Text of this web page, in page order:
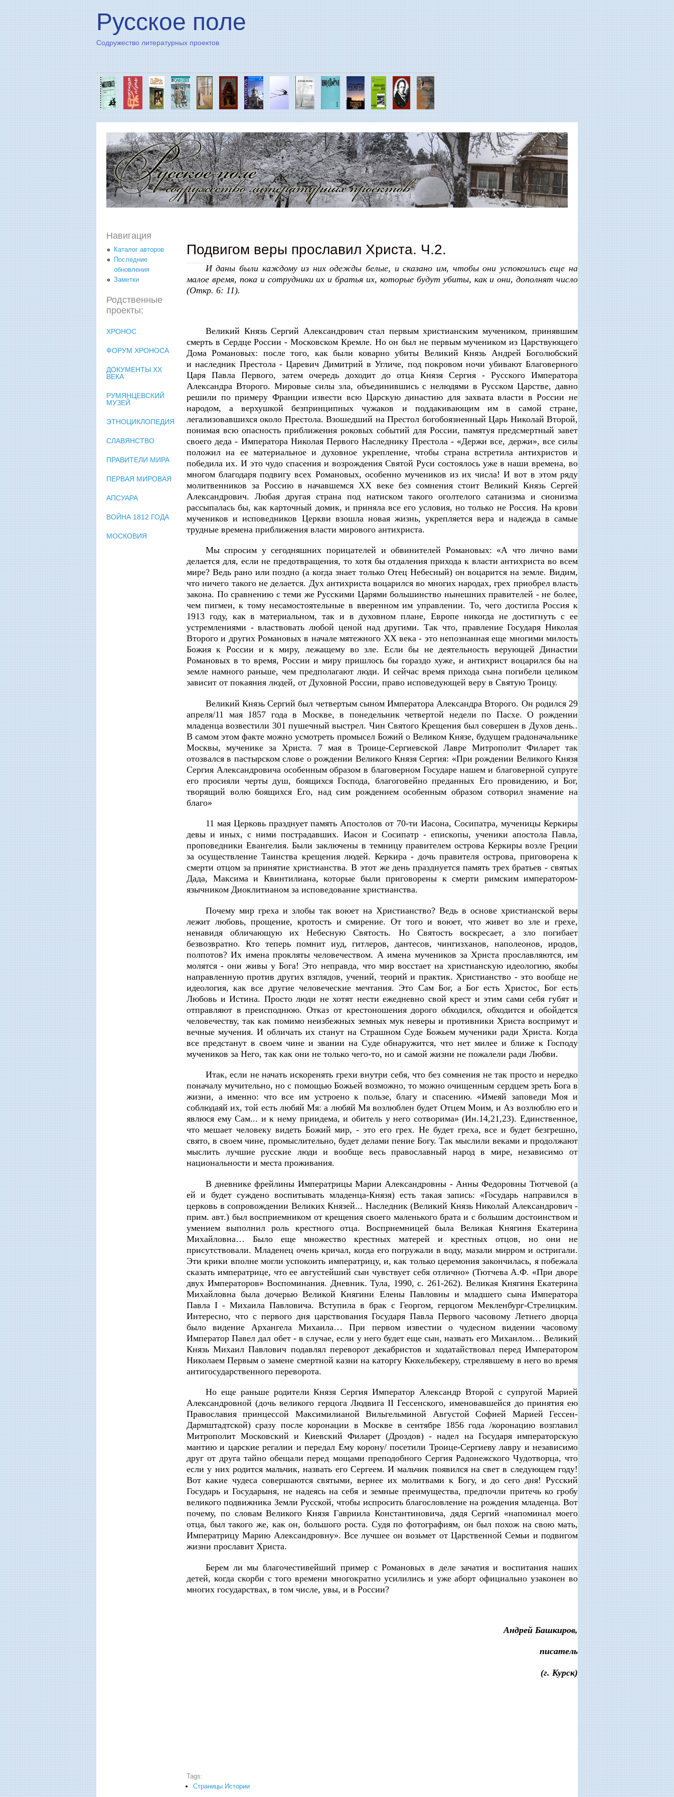
Русское поле
Содружество литературных проектов
Подвигом веры прославил Христа. Ч.2.
И даны были каждому из них одежды белые, и сказано им, чтобы они успокоились еще на
малое время, пока и сотрудники их и братья их, которые будут убиты, как и они, дополнят число
(Откр. 6: 11).
Великий Князь Сергий Александрович стал первым христианским мучеником, принявшим
смерть в Сердце России - Московском Кремле. Но он был не первым мучеником из Царствующего
Дома Романовых: после того, как были коварно убиты Великий Князь Андрей Боголюбский
и наследник Престола - Царевич Димитрий в Угличе, под покровом ночи убивают Благоверного
Царя Павла Первого, затем очередь доходит до отца Князя Сергия - Русского Императора
Александра Второго. Мировые силы зла, объединившись с нелюдями в Русском Царстве, давно
решили по примеру Франции извести всю Царскую династию для захвата власти в России не
народом, а верхушкой безпринципных чужаков и поддакивающим им в самой стране,
легализовавшихся около Престола. Взошедший на Престол богобоязненный Царь Николай Второй,
понимая всю опасность приближения роковых событий для России, памятуя предсмертный завет
своего деда - Императора Николая Первого Наследнику Престола - «Держи все, держи», все силы
положил на ее материальное и духовное укрепление, чтобы страна встретила антихристов и
победила их. И это чудо спасения и возрождения Святой Руси состоялось уже в наши времена, во
многом благодаря подвигу всех Романовых, особенно мучеников из их числа! И вот в этом ряду
молитвенников за Россию в начавшемся ХХ веке без сомнения стоит Великий Князь Сергей
Александрович. Любая другая страна под натиском такого оголтелого сатанизма и сионизма
рассыпалась бы, как карточный домик, и приняла все его условия, но только не Россия. На крови
мучеников и исповедников Церкви взошла новая жизнь, укрепляется вера и надежда в самые
трудные времена приближения власти мирового антихриста.
Мы спросим у сегодняшних порицателей и обвинителей Романовых: «А что лично вами
делается для, если не предотвращения, то хотя бы отдаления прихода к власти антихриста во всем
мире? Ведь рано или поздно (а когда знает только Отец Небесный) он воцарится на земле. Видим,
что ничего такого не делается. Дух антихриста воцарился во многих народах, грех приобрел власть
закона. По сравнению с теми же Русскими Царями большинство нынешних правителей - не более,
чем пигмеи, к тому несамостоятельные в вверенном им управлении. То, чего достигла Россия к
1913 году, как в материальном, так и в духовном плане, Европе никогда не достигнуть с ее
устремлениями - властвовать любой ценой над другими. Так что, правление Государя Николая
Второго и других Романовых в начале мятежного ХХ века - это непознанная еще многими милость
Божия к России и к миру, лежащему во зле. Если бы не деятельность верующей Династии
Романовых в то время, России и миру пришлось бы гораздо хуже, и антихрист воцарился бы на
земле намного раньше, чем предполагают люди. И сейчас время прихода сына погибели целиком
зависит от покаяния людей, от Духовной России, право исповедующей веру в Святую Троицу.
Великий Князь Сергий был четвертым сыном Императора Александра Второго. Он родился 29
апреля/11 мая 1857 года в Москве, в понедельник четвертой недели по Пасхе. О рождении
младенца возвестили 301 пушечный выстрел. Чин Святого Крещения был совершен в Духов день..
В самом этом факте можно усмотреть промысел Божий о Великом Князе, будущем градоначальнике
Москвы, мученике за Христа. 7 мая в Троице-Сергиевской Лавре Митрополит Филарет так
отозвался в пастырском слове о рождении Великого Князя Сергия: «При рождении Великого Князя
Сергия Александровича особенным образом в благоверном Государе нашем и благоверной супруге
его просияли черты душ, боящихся Господа, благоговейно преданных Его провидению, и Бог,
творящий волю боящихся Его, над сим рождением особенным образом сотворил знамение на
благо»
11 мая Церковь празднует память Апостолов от 70-ти Иасона, Сосипатра, мученицы Керкиры
девы и иных, с ними пострадавших. Иасон и Сосипатр - епископы, ученики апостола Павла,
проповедники Евангелия. Были заключены в темницу правителем острова Керкиры возле Греции
за осуществление Таинства крещения людей. Керкира - дочь правителя острова, приговорена к
смерти отцом за принятие христианства. В этот же день празднуется память трех братьев - святых
Дада, Максима и Квинтилиана, которые были приговорены к смерти римским императором-
язычником Диоклитианом за исповедование христианства.
Почему мир греха и злобы так воюет на Христианство? Ведь в основе христианской веры
лежит любовь, прощение, кротость и смирение. От того и воюет, что живет во зле и грехе,
ненавидя обличающую их Небесную Святость. Но Святость воскресает, а зло погибает
безвозвратно. Кто теперь помнит иуд, гитлеров, дантесов, чингизханов, наполеонов, иродов,
полпотов? Их имена прокляты человечеством. А имена мучеников за Христа прославляются, им
молятся - они живы у Бога! Это неправда, что мир восстает на христианскую идеологию, якобы
направленную против других взглядов, учений, теорий и практик. Христианство - это вообще не
идеология, как все другие человеческие мечтания. Это Сам Бог, а Бог есть Христос, Бог есть
Любовь и Истина. Просто люди не хотят нести ежедневно свой крест и этим сами себя губят и
отправляют в преисподнюю. Отказ от крестоношения дорого обходился, обходится и обойдется
человечеству, так как помимо неизбежных земных мук неверы и противники Христа воспримут и
вечные мучения. И обличать их станут на Страшном Суде Божьем мученики ради Христа. Когда
все предстанут в своем чине и звании на Суде обнаружится, что нет милее и ближе к Господу
мучеников за Него, так как они не только чего-то, но и самой жизни не пожалели ради Любви.
Итак, если не начать искоренять грехи внутри себя, что без сомнения не так просто и нередко
поначалу мучительно, но с помощью Божьей возможно, то можно очищенным сердцем зреть Бога в
жизни, а именно: что все им устроено к пользе, благу и спасению. «Имеяй заповеди Моя и
соблюдаяй их, той есть любяй Мя: а любяй Мя возлюблен будет Отцем Моим, и Аз возлюблю его и
явлюся ему Сам... и к нему приидема, и обитель у него сотворима» (Ин.14,21,23). Единственное,
что мешает человеку видеть Божий мир, - это его грех. Не будет греха, все и будет безгрешно,
свято, в своем чине, промыслительно, будет делами пение Богу. Так мыслили веками и продолжают
мыслить лучшие русские люди и вообще весь православный народ в мире, независимо от
национальности и места проживания.
В дневнике фрейлины Императрицы Марии Александровны - Анны Федоровны Тютчевой (а
ей и будет суждено воспитывать младенца-Князя) есть такая запись: «Государь направился в
церковь в сопровождении Великих Князей... Наследник (Великий Князь Николай Александрович -
прим. авт.) был восприемником от крещения своего маленького брата и с большим достоинством и
умением выполнил роль крестного отца. Восприемницей была Великая Княгиня Екатерина
Михайловна… Было еще множество крестных матерей и крестных отцов, но они не
присутствовали. Младенец очень кричал, когда его погружали в воду, мазали мирром и остригали.
Эти крики вполне могли успокоить императрицу, и, как только церемония закончилась, я побежала
сказать императрице, что ее августейший сын чувствует себя отлично» (Тютчева А.Ф. «При дворе
двух Императоров» Воспоминания. Дневник. Тула, 1990, с. 261-262). Великая Княгиня Екатерина
Михайловна была дочерью Великой Княгини Елены Павловны и младшего сына Императора
Павла I - Михаила Павловича. Вступила в брак с Георгом, герцогом Мекленбург-Стрелицким.
Интересно, что с первого дня царствования Государя Павла Первого часовому Летнего дворца
было видение Архангела Михаила… При первом известии о чудесном видении часовому
Император Павел дал обет - в случае, если у него будет еще сын, назвать его Михаилом… Великий
Князь Михаил Павлович подавлял переворот декабристов и ходатайствовал перед Императором
Николаем Первым о замене смертной казни на каторгу Кюхельбекеру, стрелявшему в него во время
антигосударственного переворота.
Но еще раньше родители Князя Сергия Император Александр Второй с супругой Марией
Александровной (дочь великого герцога Людвига II Гессенского, именовавшейся до принятия ею
Православия принцессой Максимилианой Вильгельминой Августой Софией Марией Гессен-
Дармштадтской) сразу после коронации в Москве в сентябре 1856 года /коронацию возглавил
Митрополит Московский и Киевский Филарет (Дроздов) - надел на Государя императорскую
мантию и царские регалии и передал Ему корону/ посетили Троице-Сергиеву лавру и независимо
друг от друга тайно обещали перед мощами преподобного Сергия Радонежского Чудотворца, что
если у них родится мальчик, назвать его Сергеем. И мальчик появился на свет в следующем году!
Вот какие чудеса совершаются святыми, вернее их молитвами к Богу, и до сего дня! Русский
Государь и Государыня, не надеясь на себя и земные преимущества, предпочли притечь ко гробу
великого подвижника Земли Русской, чтобы испросить благословление на рождения младенца. Вот
почему, по словам Великого Князя Гавриила Константиновича, дядя Сергий «напоминал моего
отца, был такого же, как он, большого роста. Судя по фотографиям, он был похож на свою мать,
Императрицу Марию Александровну». Все лучшее он возьмет от Царственной Семьи и подвигом
жизни прославит Христа.
Берем ли мы благочестивейший пример с Романовых в деле зачатия и воспитания наших
детей, когда скорби с того времени многократно усилились и уже аборт официально узаконен во
многих государствах, в том числе, увы, и в России?
Андрей Башкиров,
писатель
(г. Курск)
Tags:
Страницы Истории
Навигация
Каталог авторов
Последние
обновления
Заметки
Родственные
проекты:
ХРОНОС
ФОРУМ ХРОНОСА
ДОКУМЕНТЫ XX
ВЕКА
РУМЯНЦЕВСКИЙ
МУЗЕЙ
ЭТНОЦИКЛОПЕДИЯ
СЛАВЯНСТВО
ПРАВИТЕЛИ МИРА
ПЕРВАЯ МИРОВАЯ
АПСУАРА
ВОЙНА 1812 ГОДА
МОСКОВИЯ